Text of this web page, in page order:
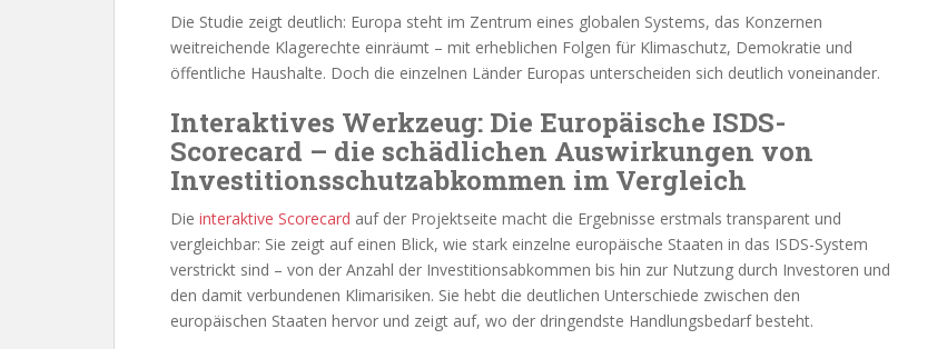
Die Studie zeigt deutlich: Europa steht im Zentrum eines globalen Systems, das Konzernen
weitreichende Klagerechte einräumt – mit erheblichen Folgen für Klimaschutz, Demokratie und
öffentliche Haushalte. Doch die einzelnen Länder Europas unterscheiden sich deutlich voneinander.
Interaktives Werkzeug: Die Europäische ISDS-
Scorecard – die schädlichen Auswirkungen von
Investitionsschutzabkommen im Vergleich
Die interaktive Scorecard auf der Projektseite macht die Ergebnisse erstmals transparent und
vergleichbar: Sie zeigt auf einen Blick, wie stark einzelne europäische Staaten in das ISDS-System
verstrickt sind – von der Anzahl der Investitionsabkommen bis hin zur Nutzung durch Investoren und
den damit verbundenen Klimarisiken. Sie hebt die deutlichen Unterschiede zwischen den
europäischen Staaten hervor und zeigt auf, wo der dringendste Handlungsbedarf besteht.